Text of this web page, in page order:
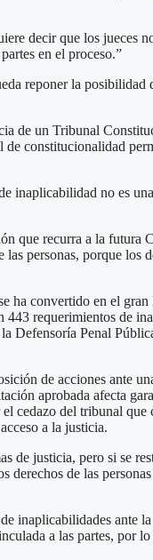
decir que los jueces
en el proceso.”
reponer la posibilidad
de un Tribunal
constitucionalidad
inaplicabilidad no es
que recurra a la futura
personas, porque los
ha convertido en el
443 requerimientos de
Defensoría Penal
de acciones ante
aprobada afecta
cedazo del tribunal que
a la justicia.
de justicia, pero si se
de las personas
inaplicabilidades ante
a las partes, por